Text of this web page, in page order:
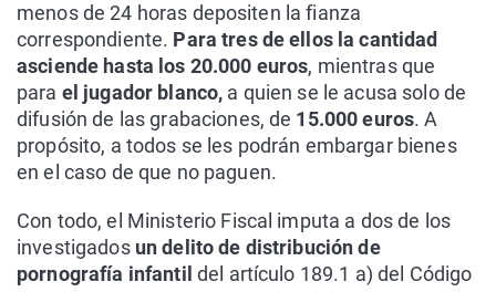
menos de 24 horas depositen la fianza
correspondiente. Para tres de ellos la cantidad
asciende hasta los 20.000 euros, mientras que
para el jugador blanco, a quien se le acusa solo de
difusión de las grabaciones, de 15.000 euros. A
propósito, a todos se les podrán embargar bienes
en el caso de que no paguen.
Con todo, el Ministerio Fiscal imputa a dos de los
investigadosun delito de distribución de
pornografía infantil del artículo 189.1 a) del Código